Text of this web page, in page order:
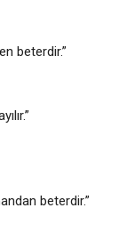
beterdir.”
beterdir.”